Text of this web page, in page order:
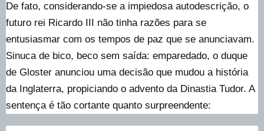
De fato, considerando-se a impiedosa autodescrição, o
futuro rei Ricardo III não tinha razões para se
entusiasmar com os tempos de paz que se anunciavam.
Sinuca de bico, beco sem saída: emparedado, o duque
de Gloster anunciou uma decisão que mudou a história
da Inglaterra, propiciando o advento da Dinastia Tudor. A
sentença é tão cortante quanto surpreendente: